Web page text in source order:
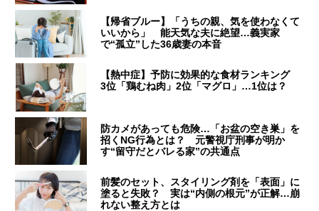
【帰省ブルー】「うちの親、気を使わなくて
いいから」 能天気な夫に絶望…義実家
で“孤立”した36歳妻の本音
【熱中症】予防に効果的な食材ランキング
3位「鶏むね肉」2位「マグロ」…1位は？
防カメがあっても危険…「お盆の空き巣」を
招くNG行為とは？ 元警視庁刑事が明か
す“留守だとバレる家”の共通点
前髪のセット、スタイリング剤を「表面」に
塗ると失敗？ 実は“内側の根元”が正解…崩
れない整え方とは